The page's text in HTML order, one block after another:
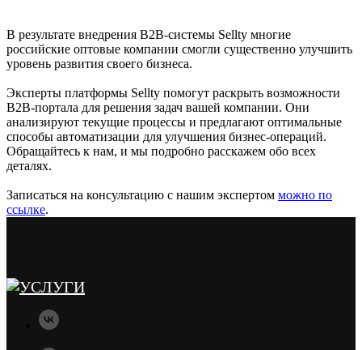
В результате внедрения B2B-системы Sellty многие
российские оптовые компании смогли существенно улучшить
уровень развития своего бизнеса.
Эксперты платформы Sellty помогут раскрыть возможности
B2B-портала для решения задач вашей компании. Они
анализируют текущие процессы и предлагают оптимальные
способы автоматизации для улучшения бизнес-операций.
Обращайтесь к нам, и мы подробно расскажем обо всех
деталях.
Записаться на консультацию с нашим экспертом можно по
ссылке.